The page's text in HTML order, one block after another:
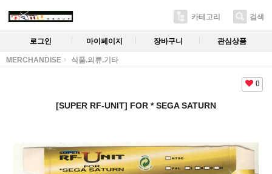
카테고리 검색
로그인 마이페이지 장바구니 관심상품
MERCHANDISE 식품.의류.기타
0
[SUPER RF-UNIT] FOR * SEGA SATURN